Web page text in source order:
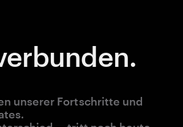
unserer Fortschritte und